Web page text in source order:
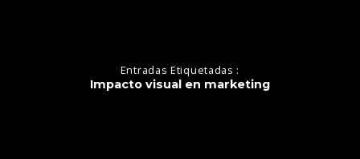
Entradas Etiquetadas :
Impacto visual en marketing